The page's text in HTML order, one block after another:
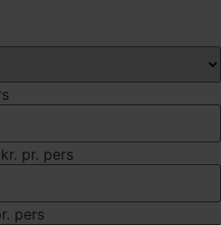
pr. pers
pers